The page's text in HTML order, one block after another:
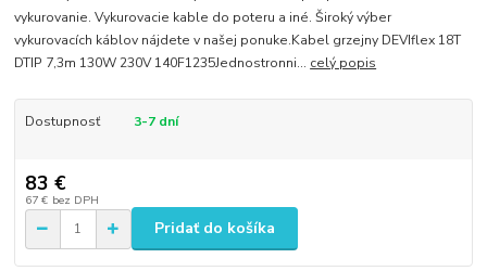
vykurovanie. Vykurovacie kable do poteru a iné. Široký výber
vykurovacích káblov nájdete v našej ponuke.Kabel grzejny DEVIflex 18T
DTIP 7,3m 130W 230V 140F1235Jednostronni... celý popis
Dostupnosť 3-7 dní
83 €
67 € bez DPH
Pridať do košíka